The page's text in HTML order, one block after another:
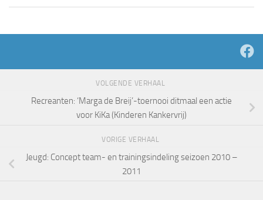
VOLGENDE VERHAAL
Recreanten: ‘Marga de Breij’-toernooi ditmaal een actie
voor KiKa (Kinderen Kankervrij)
VORIGE VERHAAL
Jeugd: Concept team- en trainingsindeling seizoen 2010 –
2011